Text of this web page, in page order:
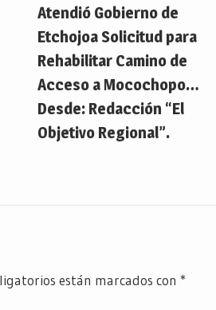
Atendió Gobierno de
Etchojoa Solicitud para
Rehabilitar Camino de
Acceso a Mocochopo…
Desde: Redacción “El
Objetivo Regional”.
están marcados con *